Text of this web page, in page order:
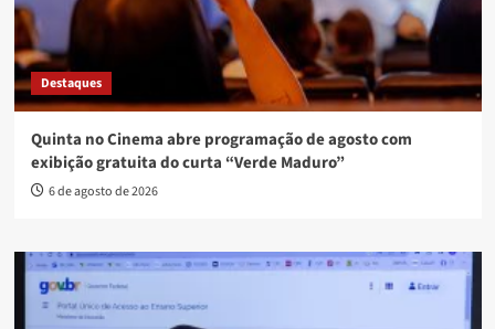
Destaques
Quinta no Cinema abre programação de agosto com
exibição gratuita do curta “Verde Maduro”
6 de agosto de 2026